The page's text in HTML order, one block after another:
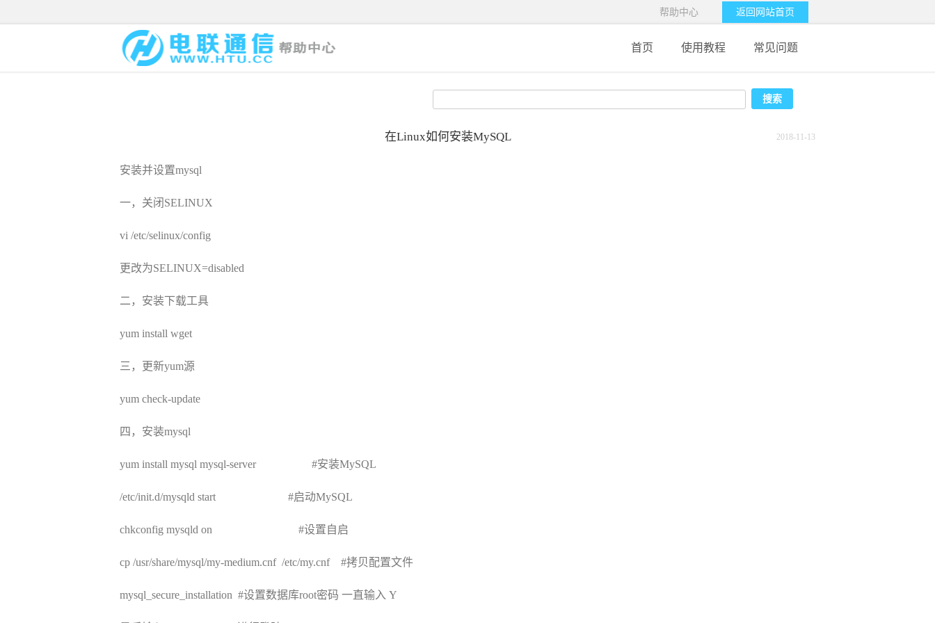
帮助中心 返回网站首页
首页 使用教程 常见问题
在Linux如何安装MySQL 2018-11-13
安装并设置mysql
一，关闭 SELINUX
vi /etc/selinux/config
更改为SELINUX=disabled
二，安装下载工具
yum install wget
三，更新yum源
yum check-update
四， 安装mysql
yum install mysql mysql-server #安装MySQL
/etc/init.d/mysqld start #启动MySQL
chkconfig mysqld on #设置自启
cp /usr/share/mysql/my-medium.cnf /etc/my.cnf #拷贝配置文件
mysql_secure_installation #设置数据库root密码 一直输入 Y